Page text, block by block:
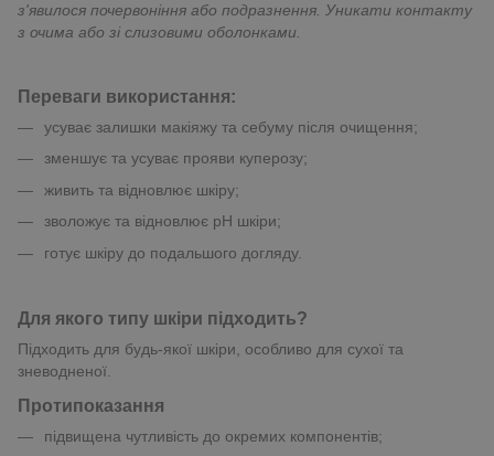
з'явилося почервоніння або подразнення. Уникати контакту
з очима або зі слизовими оболонками.
Переваги використання:
усуває залишки макіяжу та себуму після очищення;
зменшує та усуває прояви куперозу;
живить та відновлює шкіру;
зволожує та відновлює pH шкіри;
готує шкіру до подальшого догляду.
Для якого типу шкіри підходить?
Підходить для будь-якої шкіри, особливо для сухої та
зневодненої.
Протипоказання
підвищена чутливість до окремих компонентів;